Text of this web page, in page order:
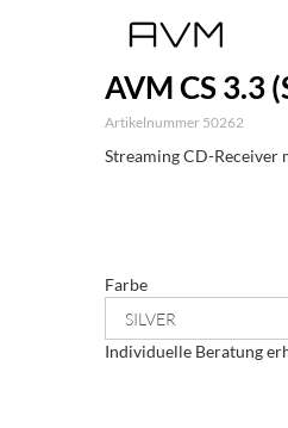
AVM CS 3.3
Artikelnummer 50262
Streaming CD-Receiver
Farbe
Individuelle Beratung